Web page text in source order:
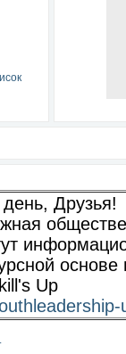
Друзья!
основе
Up